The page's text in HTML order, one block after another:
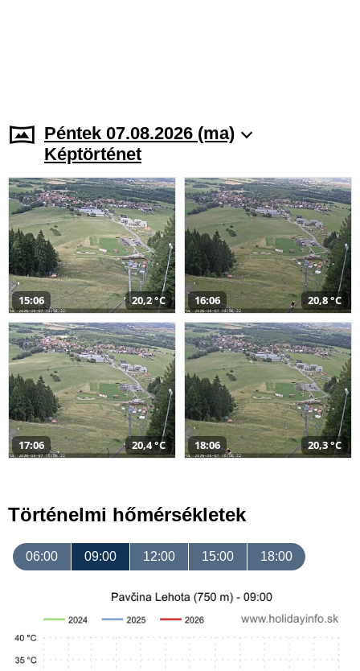
Péntek 07.08.2026 (ma)
Képtörténet
15:06 20,2 °C 16:06 20,8 °C
17:06 20,4 °C 18:06 20,3 °C
Történelmi hőmérsékletek
06:00 09:00 12:00 15:00 18:00